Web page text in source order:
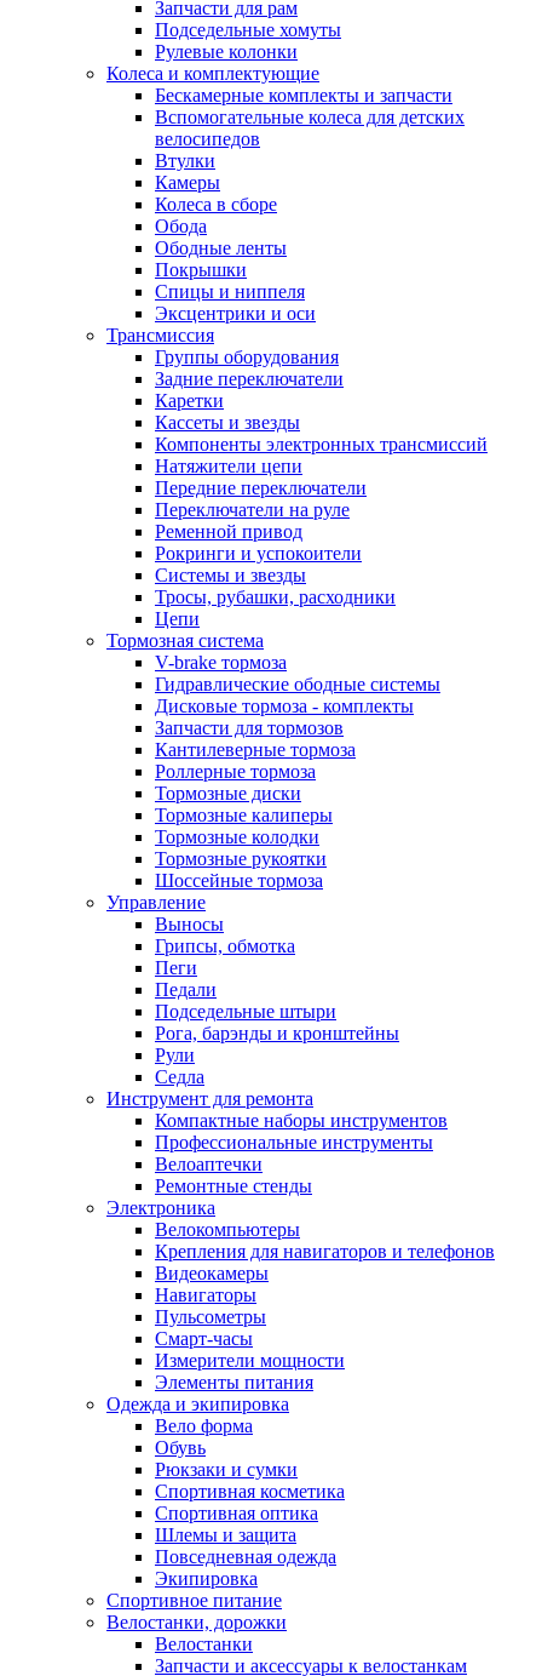
Запчасти для рам
Подседельные хомуты
Рулевые колонки
Колеса и комплектующие
Бескамерные комплекты и запчасти
Вспомогательные колеса для детских
велосипедов
Втулки
Камеры
Колеса в сборе
Обода
Ободные ленты
Покрышки
Спицы и ниппеля
Эксцентрики и оси
Трансмиссия
Группы оборудования
Задние переключатели
Каретки
Кассеты и звезды
Компоненты электронных трансмиссий
Натяжители цепи
Передние переключатели
Переключатели на руле
Ременной привод
Рокринги и успокоители
Системы и звезды
Тросы, рубашки, расходники
Цепи
Тормозная система
V-brake тормоза
Гидравлические ободные системы
Дисковые тормоза - комплекты
Запчасти для тормозов
Кантилеверные тормоза
Роллерные тормоза
Тормозные диски
Тормозные калиперы
Тормозные колодки
Тормозные рукоятки
Шоссейные тормоза
Управление
Выносы
Грипсы, обмотка
Пеги
Педали
Подседельные штыри
Рога, барэнды и кронштейны
Рули
Седла
Инструмент для ремонта
Компактные наборы инструментов
Профессиональные инструменты
Велоаптечки
Ремонтные стенды
Электроника
Велокомпьютеры
Крепления для навигаторов и телефонов
Видеокамеры
Навигаторы
Пульсометры
Смарт-часы
Измерители мощности
Элементы питания
Одежда и экипировка
Вело форма
Обувь
Рюкзаки и сумки
Спортивная косметика
Спортивная оптика
Шлемы и защита
Повседневная одежда
Экипировка
Спортивное питание
Велостанки, дорожки
Велостанки
Запчасти и аксессуары к велостанкам